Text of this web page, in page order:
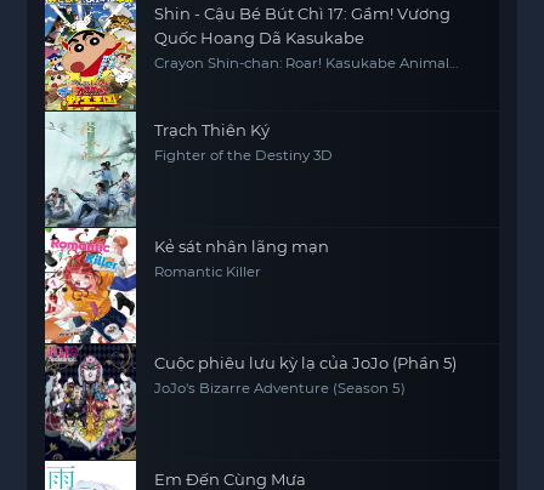
Shin - Cậu Bé Bút Chì 17: Gầm! Vương
Quốc Hoang Dã Kasukabe
Crayon Shin-chan: Roar! Kasukabe Animal
Trạch Thiên Ký
Fighter of the Destiny 3D
Kẻ sát nhân lãng mạn
Romantic Killer
Cuộc phiêu lưu kỳ lạ của JoJo (Phần 5)
JoJo's Bizarre Adventure (Season 5)
Em Đến Cùng Mưa